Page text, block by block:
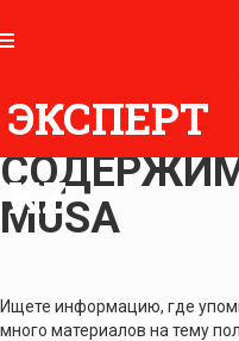
ЭКСПЕРТ
KZ
ПОКАЗАТЬ
MUSA
Ищете информацию, где
много материалов на тему